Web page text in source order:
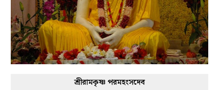
শ্রীরামকৃষ্ণ পরমহংসদেব